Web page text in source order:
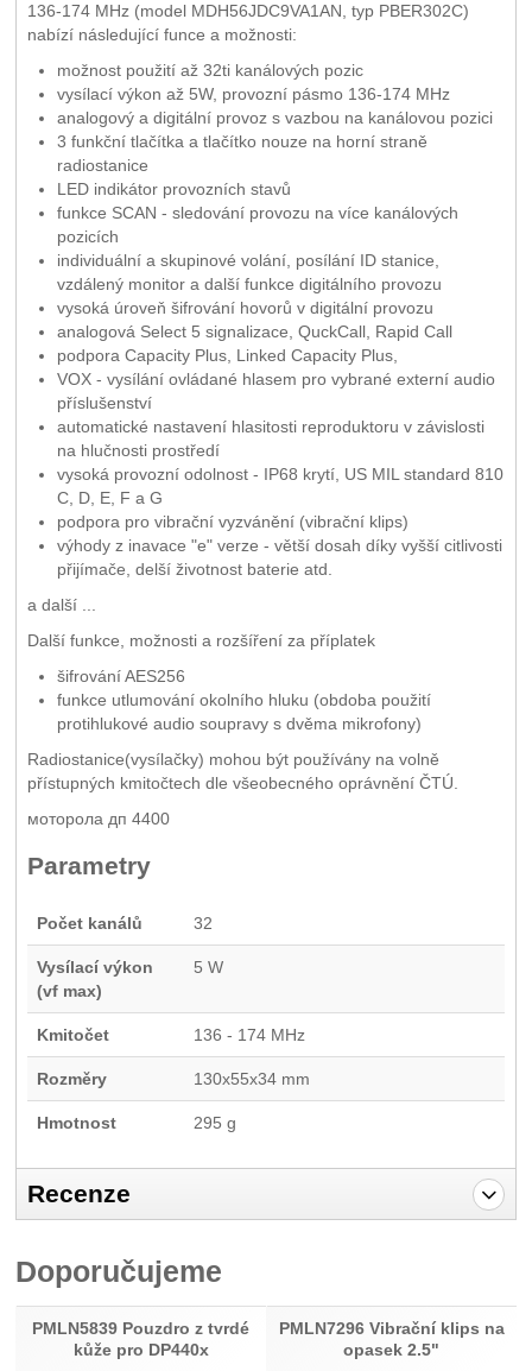
136-174 MHz (model MDH56JDC9VA1AN, typ PBER302C)
nabízí následující funce a možnosti:
možnost použití až 32ti kanálových pozic
vysílací výkon až 5W, provozní pásmo 136-174 MHz
analogový a digitální provoz s vazbou na kanálovou pozici
3 funkční tlačítka a tlačítko nouze na horní straně
radiostanice
LED indikátor provozních stavů
funkce SCAN - sledování provozu na více kanálových
pozicích
individuální a skupinové volání, posílání ID stanice,
vzdálený monitor a další funkce digitálního provozu
vysoká úroveň šifrování hovorů v digitální provozu
analogová Select 5 signalizace, QuckCall, Rapid Call
podpora Capacity Plus, Linked Capacity Plus,
VOX - vysílání ovládané hlasem pro vybrané externí audio
příslušenství
automatické nastavení hlasitosti reproduktoru v závislosti
na hlučnosti prostředí
vysoká provozní odolnost - IP68 krytí, US MIL standard 810
C, D, E, F a G
podpora pro vibrační vyzvánění (vibrační klips)
výhody z inavace "e" verze - větší dosah díky vyšší citlivosti
přijímače, delší životnost baterie atd.
a další ...
Další funkce, možnosti a rozšíření za příplatek
šifrování AES256
funkce utlumování okolního hluku (obdoba použití
protihlukové audio soupravy s dvěma mikrofony)
Radiostanice(vysílačky) mohou být používány na volně
přístupných kmitočtech dle všeobecného oprávnění ČTÚ.
моторола дп 4400
Parametry
Počet kanálů 32
Vysílací výkon
(vf max)
5 W
Kmitočet 136 - 174 MHz
Rozměry 130x55x34 mm
Hmotnost 295 g
Recenze
Recenze
Nebyla přidána žádná recenze.
Doporučujeme
PMLN5839 Pouzdro z tvrdé
kůže pro DP440x
PMLN7296 Vibrační klips na
opasek 2.5"